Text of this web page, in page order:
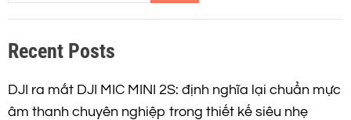
m
i
m
Recent Posts
DJI ra mắt DJI MIC MINI 2S: định nghĩa lại chuẩn mực
âm thanh chuyên nghiệp trong thiết kế siêu nhẹ